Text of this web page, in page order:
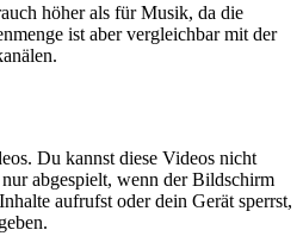
höher als für Musik, da die
ist aber vergleichbar mit der
Du kannst diese Videos nicht
abgespielt, wenn der Bildschirm
aufrufst oder dein Gerät sperrst,